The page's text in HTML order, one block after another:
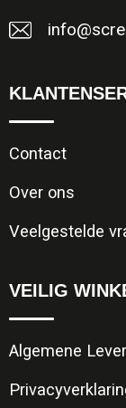
Contact
Over ons
Veelgestelde
VEILIG
Algemene